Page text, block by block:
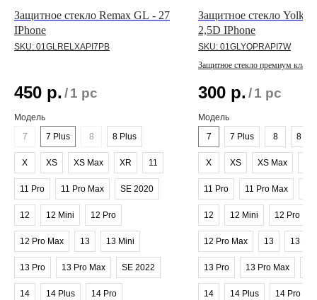
Защитное стекло Remax GL - 27
IPhone
SKU: 01GLRELXAPI7PB
450 р. /1 pc
Модель
7
7 Plus 8 8 Plus
X XS XS Max XR 11
11 Pro 11 Pro Max SE 2020
12 12 Mini 12 Pro
12 Pro Max 13 13 Mini
13 Pro 13 Pro Max SE 2022
14 14 Plus 14 Pro
Защитное стекло Yolkki
2,5D IPhone
SKU: 01GLYOPRAPI7W
Защитное стекло премиум
300 р. /1 pc
Модель
7
7 Plus 8 8
X XS XS Max
11 Pro 11 Pro Max
12 12 Mini 12 Pro
12 Pro Max 13 13
13 Pro 13 Pro Max
14 14 Plus 14 Pro